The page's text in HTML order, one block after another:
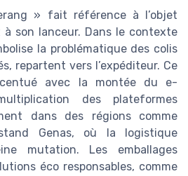
» fait référence à l’objet
son lanceur. Dans le contexte
la problématique des colis
repartent vers l’expéditeur. Ce
avec la montée du e-
des plateformes
dans des régions comme
Genas, où la logistique
mutation. Les emballages
éco responsables, comme